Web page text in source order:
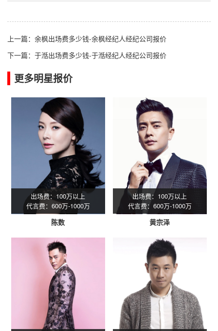
上一篇： 余枫出场费多少钱-余枫经纪人经纪公司报价
下一篇： 于湉出场费多少钱-于湉经纪人经纪公司报价
更多明星报价
出场费：100万以上
代言费：600万-1000万
陈数
出场费：100万以上
代言费：600万-1000万
黄宗泽